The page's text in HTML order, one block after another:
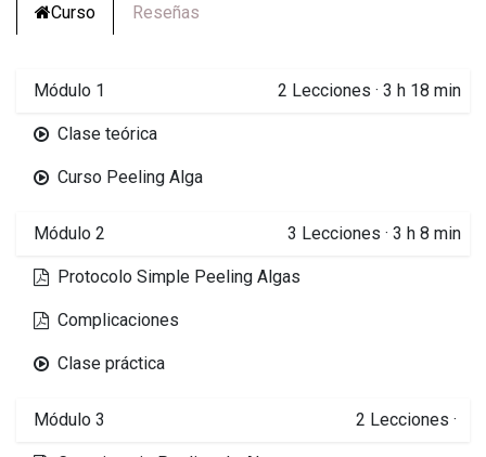
Curso Reseñas
Módulo 1 2 Lecciones · 3 h 18 min
Clase teórica
Curso Peeling Alga
Módulo 2 3 Lecciones · 3 h 8 min
Protocolo Simple Peeling Algas
Complicaciones
Clase práctica
Módulo 3 2 Lecciones ·